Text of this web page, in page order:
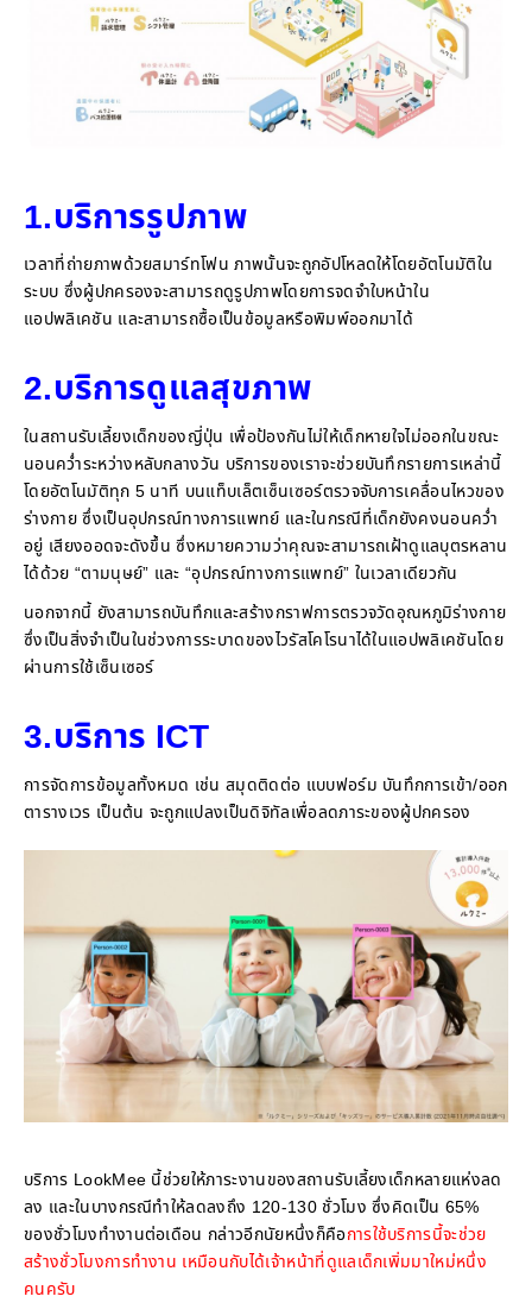
1.บริการรูปภาพ
เวลาที่ถ่ายภาพด้วยสมาร์ทโฟน ภาพนั้นจะถูกอัปโหลดให้โดยอัตโนมัติใน
ระบบ ซึ่งผู้ปกครองจะสามารถดูรูปภาพโดยการจดจำใบหน้าใน
แอปพลิเคชัน และสามารถซื้อเป็นข้อมูลหรือพิมพ์ออกมาได้
2.บริการดูแลสุขภาพ
ในสถานรับเลี้ยงเด็กของญี่ปุ่น เพื่อป้องกันไม่ให้เด็กหายใจไม่ออกในขณะ
นอนคว่ำระหว่างหลับกลางวัน บริการของเราจะช่วยบันทึกรายการเหล่านี้
โดยอัตโนมัติทุก 5 นาที บนแท็บเล็ตเซ็นเซอร์ตรวจจับการเคลื่อนไหวของ
ร่างกาย ซึ่งเป็นอุปกรณ์ทางการแพทย์ และในกรณีที่เด็กยังคงนอนคว่ำ
อยู่ เสียงออดจะดังขึ้น ซึ่งหมายความว่าคุณจะสามารถเฝ้าดูแลบุตรหลาน
ได้ด้วย “ตามนุษย์” และ “อุปกรณ์ทางการแพทย์” ในเวลาเดียวกัน
นอกจากนี้ ยังสามารถบันทึกและสร้างกราฟการตรวจวัดอุณหภูมิร่างกาย
ซึ่งเป็นสิ่งจำเป็นในช่วงการระบาดของไวรัสโคโรนาได้ในแอปพลิเคชันโดย
ผ่านการใช้เซ็นเซอร์
3.บริการ ICT
การจัดการข้อมูลทั้งหมด เช่น สมุดติดต่อ แบบฟอร์ม บันทึกการเข้า/ออก
ตารางเวร เป็นต้น จะถูกแปลงเป็นดิจิทัลเพื่อลดภาระของผู้ปกครอง
บริการ LookMee นี้ช่วยให้ภาระงานของสถานรับเลี้ยงเด็กหลายแห่งลด
ลง และในบางกรณีทำให้ลดลงถึง 120-130 ชั่วโมง ซึ่งคิดเป็น 65%
ของชั่วโมงทำงานต่อเดือน กล่าวอีกนัยหนึ่งก็คือการใช้บริการนี้จะช่วย
สร้างชั่วโมงการทำงาน เหมือนกับได้เจ้าหน้าที่ดูแลเด็กเพิ่มมาใหม่หนึ่ง
คนครับ